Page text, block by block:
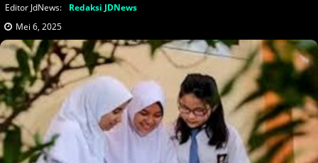
Editor JdNews:
Redaksi JDNews
Mei 6, 2025